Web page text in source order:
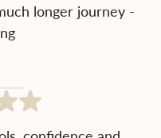
longer journey -